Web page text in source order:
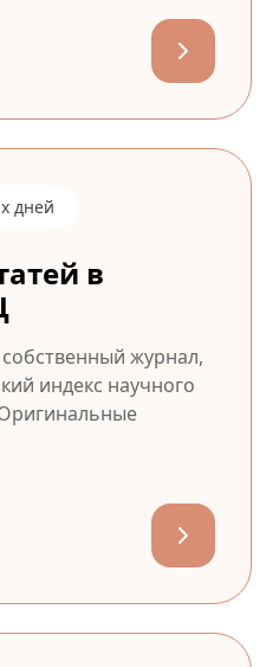
дней
в
журнал,
индекс научного